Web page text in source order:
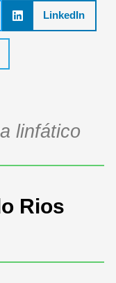
LinkedIn
linfático
Rios